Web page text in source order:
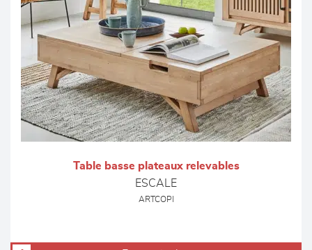
Table basse plateaux relevables
ESCALE
ARTCOPI